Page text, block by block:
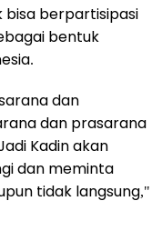
bisa berpartisipasi
bentuk
dan
dan prasarana
Kadin akan
dan meminta
tidak langsung,"